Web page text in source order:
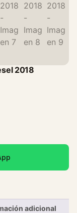
2018
adicional